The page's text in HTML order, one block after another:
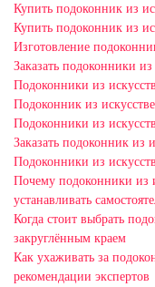
Купить подоконник из
Купить подоконник из
Изготовление
Заказать подоконники
Подоконники из
Подоконник из
Подоконники из
Заказать подоконник из
Подоконники из
Почему подоконники из
устанавливать
Когда стоит выбрать
закруглённым краем
Как ухаживать за
рекомендации экспертов